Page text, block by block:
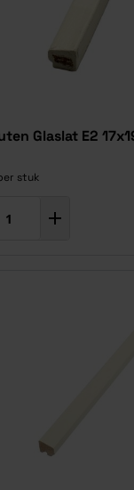
Glaslat E2
stuk